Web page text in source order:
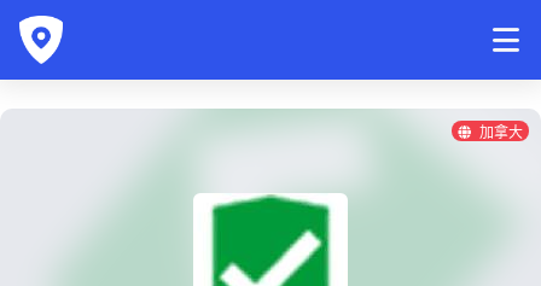
加拿大